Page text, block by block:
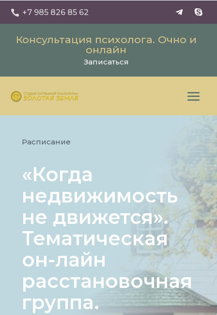
 +7 985 826 85 62
Консультация психолога. Очно и
онлайн
Записаться
Расписание
«Когда
недвижимость
не движется».
Тематическая
он-лайн
расстановочная
группа.